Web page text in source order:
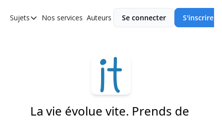
Sujets
Sujets
Nos services Auteurs Se connecter S'inscrire
La vie évolue vite. Prends de